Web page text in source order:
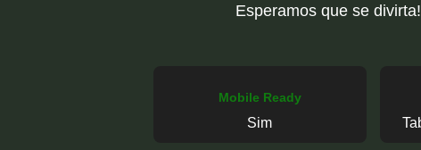
Esperamos que se
Mobile Ready
Sim